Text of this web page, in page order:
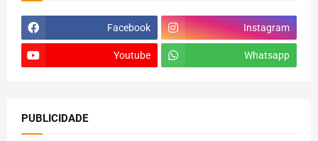
Facebook Instagram
Youtube Whatsapp
PUBLICIDADE